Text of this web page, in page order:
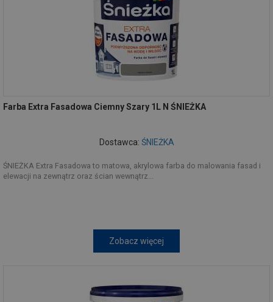
Farba Extra Fasadowa Ciemny Szary 1L N ŚNIEŻKA
Dostawca: ŚNIEŻKA
ŚNIEŻKA Extra Fasadowa to matowa, akrylowa farba do malowania fasad i
elewacji na zewnątrz oraz ścian wewnątrz...
Zobacz więcej